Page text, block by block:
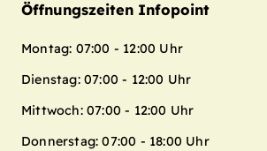
Öffnungszeiten Infopoint
Montag: 07:00 - 12:00 Uhr
Dienstag: 07:00 - 12:00 Uhr
Mittwoch: 07:00 - 12:00 Uhr
Donnerstag: 07:00 - 18:00 Uhr